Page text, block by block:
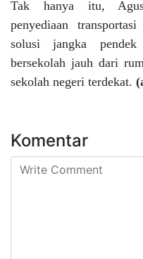
Tak hanya itu,
penyediaan
solusi jangka
bersekolah jauh dari
sekolah negeri terdekat.
Komentar